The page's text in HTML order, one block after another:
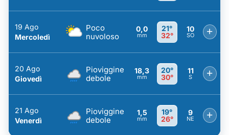
19 Ago
Mercoledì
Poco
nuvoloso
0,0
mm
21°
32°
10
SO +
20 Ago
Giovedì
Pioviggine
debole
18,3
mm
20°
30°
11
S +
21 Ago
Venerdì
Pioviggine
debole
1,5
mm
19°
26°
9
NE +